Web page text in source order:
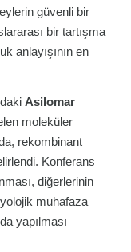
güvenli bir
bir tartışma
anlayışının en
Asilomar
moleküler
rekombinant
Konferans
diğerlerinin
muhafaza
yapılması